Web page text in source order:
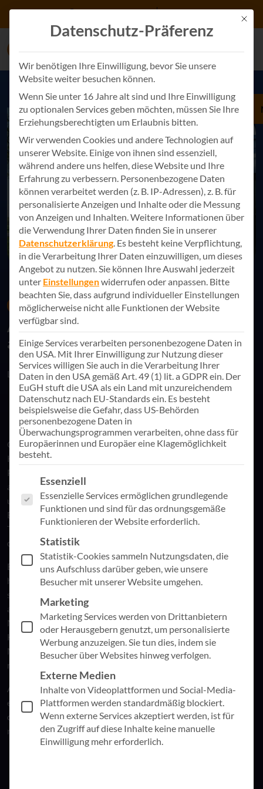
Zum Inhalt springen
News 11. Juli 2023
AppSphere schließt 2022 erfolgreich
ab
Link teilen
Ob äußere Einflüsse wie Corona-Pandemie und Ukraine-
Krieg oder eigene Investitionen in Personal oder
Produktentwicklung: Das Wachstum der AppSphere AG hielt
auch 2022 unverändert an. 14,9 Prozent mehr Umsatz, eine
um 14 Prozent gesteigerte Eigenkapitalquote und 51.000
Euro mehr EBIT im Vergleich zum Vorjahr wurden von den
Teilnehmer:innen der Jahreshauptversammlung mit Applaus
quittiert.
Besonderen Anteil an der durchweg positiven Entwicklung
hat die modulare TRINITY-Lösungsplattform. Unternehmen
sind damit in der Lage, den Weg der digitalen Transformation
am eigenen Bedarf und mit dem Augenmerk auf den
Menschen auszurichten. Dank Betrachtung der
Handlungsfelder Prozesse & Organisation, Technologie sowie
Mensch & Kultur ist ein ganzheitlicher Change einfacher
realisierbar.
Auch deswegen ist 2023 ebenso positiv gestartet wie 2022
endete. Bei AppSphere stehen die Zeichen daher weiterhin
der Gewinnung neuer Marktanteile. Dies soll unter anderem
mithilfe neuer Mitarbeiter:innen gelingen.
Mit
Datenschutz-Präferenz
Wir benötigen Ihre Einwilligung, bevor Sie unsere
Website weiter besuchen können.
Wenn Sie unter 16 Jahre alt sind und Ihre Einwilligung
zu optionalen Services geben möchten, müssen Sie Ihre
Erziehungsberechtigten um Erlaubnis bitten.
Wir verwenden Cookies und andere Technologien auf
unserer Website. Einige von ihnen sind essenziell,
während andere uns helfen, diese Website und Ihre
Erfahrung zu verbessern. Personenbezogene Daten
können verarbeitet werden (z. B. IP-Adressen), z. B. für
personalisierte Anzeigen und Inhalte oder die Messung
von Anzeigen und Inhalten.Weitere Informationen über
die Verwendung Ihrer Daten finden Sie in unserer
Datenschutzerklärung. Es besteht keine Verpflichtung,
in die Verarbeitung Ihrer Daten einzuwilligen, um dieses
Angebot zu nutzen.Sie können Ihre Auswahl jederzeit
unter Einstellungenwiderrufen oder anpassen. Bitte
beachten Sie, dass aufgrund individueller Einstellungen
möglicherweise nicht alle Funktionen der Website
verfügbar sind.
Einige Services verarbeiten personenbezogene Daten in
den USA. Mit Ihrer Einwilligung zur Nutzung dieser
Services willigen Sie auch in die Verarbeitung Ihrer
Daten in den USA gemäß Art. 49 (1) lit. a GDPR ein. Der
EuGH stuft die USA als ein Land mit unzureichendem
Datenschutz nach EU-Standards ein. Es besteht
beispielsweise die Gefahr, dass US-Behörden
personenbezogene Daten in
Überwachungsprogrammen verarbeiten, ohne dass für
Europäerinnen und Europäer eine Klagemöglichkeit
besteht.
Es folgt eine Liste der Service-Gruppen, für die eine
Essenziell
Essenzielle Services ermöglichen grundlegende
Funktionen und sind für das ordnungsgemäße
Funktionieren der Website erforderlich.
Statistik
Statistik-Cookies sammeln Nutzungsdaten, die
uns Aufschluss darüber geben, wie unsere
Besucher mit unserer Website umgehen.
Marketing
Marketing Services werden von Drittanbietern
oder Herausgebern genutzt, um personalisierte
Werbung anzuzeigen. Sie tun dies, indem sie
Besucher über Websites hinweg verfolgen.
Externe Medien
Inhalte von Videoplattformen und Social-Media-
Plattformen werden standardmäßig blockiert.
Wenn externe Services akzeptiert werden, ist für
den Zugriff auf diese Inhalte keine manuelle
Einwilligung mehr erforderlich.